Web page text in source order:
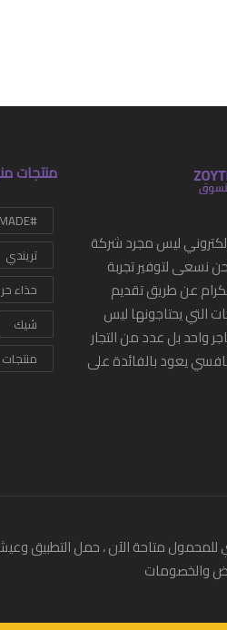
ليس مجرد شركة
نسعى لتوفير تجربة
عن طريق تقديم
التي يحتاجونها ليس
واحد بل عدد من التجار
يعود بالفائدة على
منتجات
#HANDMADE
تريندي
حذاء
شيك
متاحة الآن ، حمل التطبيق
والخصومات